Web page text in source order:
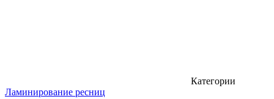
Категории
Ламинирование ресниц